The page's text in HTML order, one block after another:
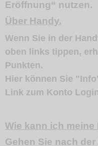
Eröffnung“ nutzen.
Über Handy.
Wenn Sie in der
oben links tippen,
Punkten.
Hier können Sie
Link zum Konto
Wie kann ich
Gehen Sie nach